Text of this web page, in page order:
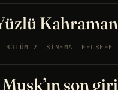
Kahraman
BÖLÜM 2 SINEMA FELSEFE
son